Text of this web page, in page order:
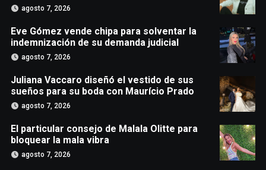
agosto 7, 2026
Eve Gómez vende chipa para solventar la
indemnización de su demanda judicial
agosto 7, 2026
Juliana Vaccaro diseñó el vestido de sus
sueños para su boda con Maurício Prado
agosto 7, 2026
El particular consejo de Malala Olitte para
bloquear la mala vibra
agosto 7, 2026